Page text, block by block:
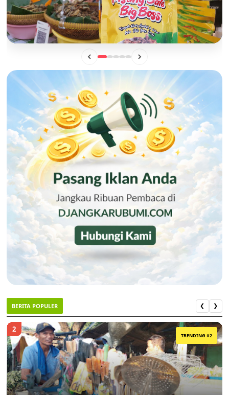
Mengintip Manisnya Peluang Usaha "Pisang Sale Big Boss",
Camilan Lokal yang Siap Naik Kelas
BERITA POPULER ❮ ❯
2
TRENDING #2